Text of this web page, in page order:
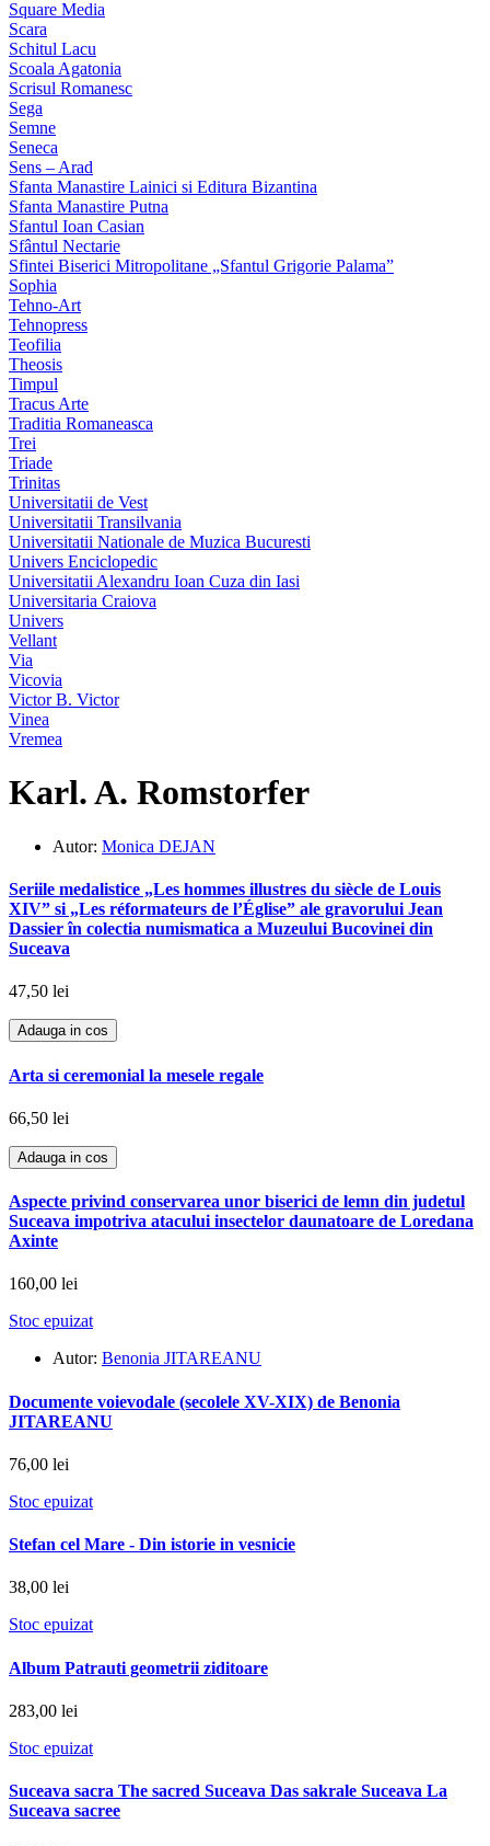
Square Media
Scara
Schitul Lacu
Scoala Agatonia
Scrisul Romanesc
Sega
Semne
Seneca
Sens – Arad
Sfanta Manastire Lainici si Editura Bizantina
Sfanta Manastire Putna
Sfantul Ioan Casian
Sfântul Nectarie
Sfintei Biserici Mitropolitane „Sfantul Grigorie Palama”
Sophia
Tehno-Art
Tehnopress
Teofilia
Theosis
Timpul
Tracus Arte
Traditia Romaneasca
Trei
Triade
Trinitas
Universitatii de Vest
Universitatii Transilvania
Universitatii Nationale de Muzica Bucuresti
Univers Enciclopedic
Universitatii Alexandru Ioan Cuza din Iasi
Universitaria Craiova
Univers
Vellant
Via
Vicovia
Victor B. Victor
Vinea
Vremea
Karl. A. Romstorfer
Autor: Monica DEJAN
Seriile medalistice „Les hommes illustres du siècle de Louis
XIV” si „Les réformateurs de l’Église” ale gravorului Jean
Dassier în colectia numismatica a Muzeului Bucovinei din
Suceava
47,50 lei
Adauga in cos
Arta si ceremonial la mesele regale
66,50 lei
Adauga in cos
Aspecte privind conservarea unor biserici de lemn din judetul
Suceava impotriva atacului insectelor daunatoare de Loredana
Axinte
160,00 lei
Stoc epuizat
Autor: Benonia JITAREANU
Documente voievodale (secolele XV-XIX) de Benonia
JITAREANU
76,00 lei
Stoc epuizat
Stefan cel Mare - Din istorie in vesnicie
38,00 lei
Stoc epuizat
Album Patrauti geometrii ziditoare
283,00 lei
Stoc epuizat
Suceava sacra The sacred Suceava Das sakrale Suceava La
Suceava sacree